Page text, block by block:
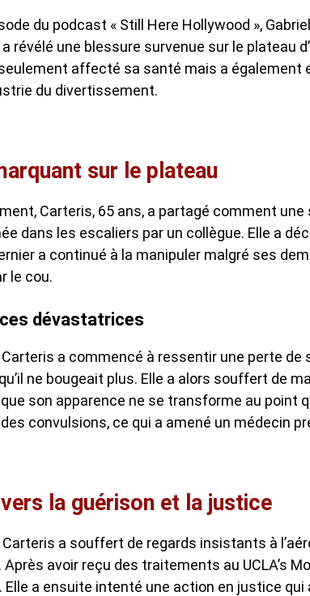
du podcast « Still Here Hollywood »,
a révélé une blessure survenue sur le plateau
affecté sa santé mais a également
du divertissement.
sur le plateau
Carteris, 65 ans, a partagé comment
dans les escaliers par un collègue. Elle a
a continué à la manipuler malgré ses
le cou.
dévastatrices
a commencé à ressentir une perte de
ne bougeait plus. Elle a alors souffert de
son apparence ne se transforme au point
convulsions, ce qui a amené un médecin
la guérison et la justice
Carteris a souffert de regards insistants à
Après avoir reçu des traitements au UCLA’s
Elle a ensuite intenté une action en justice